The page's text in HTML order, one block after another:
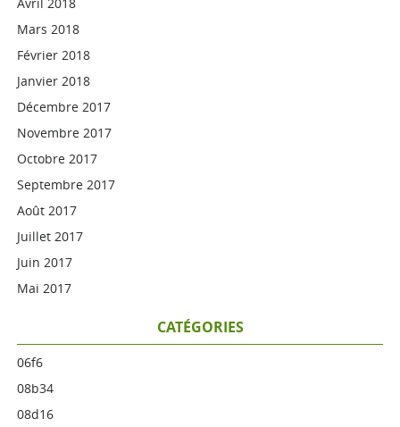
Mars 2018
Février 2018
Janvier 2018
Décembre 2017
Novembre 2017
Octobre 2017
Septembre 2017
Août 2017
Juillet 2017
Juin 2017
Mai 2017
CATÉGORIES
06f6
08b34
08d16